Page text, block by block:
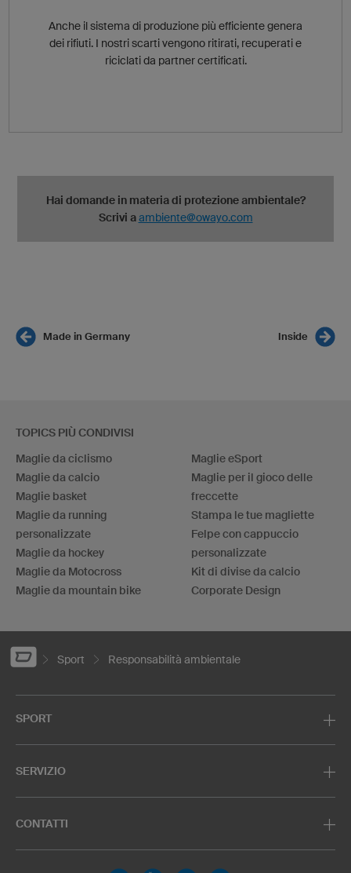
Anche il sistema di produzione più efficiente genera
dei rifiuti. I nostri scarti vengono ritirati, recuperati e
riciclati da partner certificati.
Hai domande in materia di protezione ambientale?
Scrivi aambiente@owayo.com
Made in Germany Inside
TOPICS PIÙ CONDIVISI
Maglie da ciclismo
Maglie da calcio
Maglie basket
Maglie da running
personalizzate
Maglie da hockey
Maglie da Motocross
Maglie da mountain bike
Maglie eSport
Maglie per il gioco delle
freccette
Stampa le tue magliette
Felpe con cappuccio
personalizzate
Kit di divise da calcio
Corporate Design
Sport Responsabilità ambientale
SPORT
SERVIZIO
CONTATTI